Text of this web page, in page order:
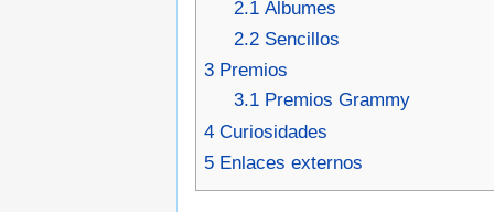
2.1 Álbumes
2.2 Sencillos
3 Premios
3.1 Premios Grammy
4 Curiosidades
5 Enlaces externos